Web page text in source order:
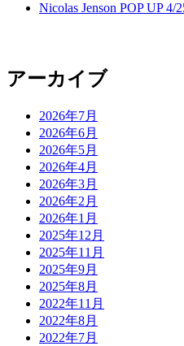
Nicolas Jenson POP UP 4/
アーカイブ
2026年7月
2026年6月
2026年5月
2026年4月
2026年3月
2026年2月
2026年1月
2025年12月
2025年11月
2025年9月
2025年8月
2022年11月
2022年8月
2022年7月